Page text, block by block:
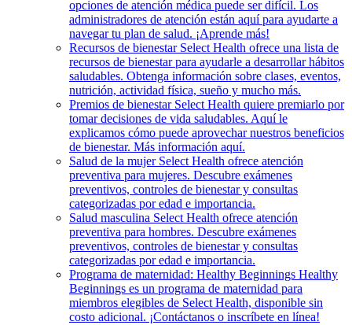
opciones de atención médica puede ser difícil. Los
administradores de atención están aquí para ayudarte a
navegar tu plan de salud. ¡Aprende más!
Recursos de bienestar Select Health ofrece una lista de
recursos de bienestar para ayudarle a desarrollar hábitos
saludables. Obtenga información sobre clases, eventos,
nutrición, actividad física, sueño y mucho más.
Premios de bienestar Select Health quiere premiarlo por
tomar decisiones de vida saludables. Aquí le
explicamos cómo puede aprovechar nuestros beneficios
de bienestar. Más información aquí.
Salud de la mujer Select Health ofrece atención
preventiva para mujeres. Descubre exámenes
preventivos, controles de bienestar y consultas
categorizadas por edad e importancia.
Salud masculina Select Health ofrece atención
preventiva para hombres. Descubre exámenes
preventivos, controles de bienestar y consultas
categorizadas por edad e importancia.
Programa de maternidad: Healthy Beginnings Healthy
Beginnings es un programa de maternidad para
miembros elegibles de Select Health, disponible sin
costo adicional. ¡Contáctanos o inscríbete en línea!